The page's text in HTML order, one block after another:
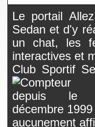
Le portail
Sedan et d'y
un chat, les
interactives et
Club Sportif
aucunement